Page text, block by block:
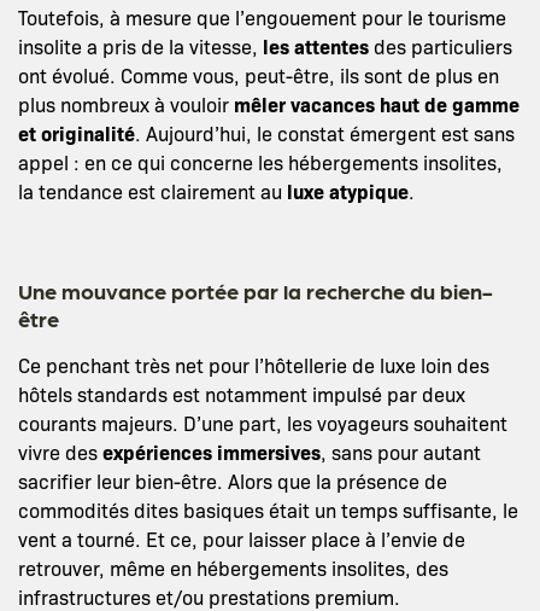
Toutefois, à mesure que l’engouement pour le tourisme
insolite a pris de la vitesse, les attentes des particuliers
ont évolué. Comme vous, peut-être, ils sont de plus en
plus nombreux à vouloir mêler vacances haut de gamme
et originalité. Aujourd’hui, le constat émergent est sans
appel : en ce qui concerne les hébergements insolites,
la tendance est clairement au luxe atypique.
Une mouvance portée par la recherche du bien-
être
Ce penchant très net pour l’hôtellerie de luxe loin des
hôtels standards est notamment impulsé par deux
courants majeurs. D’une part, les voyageurs souhaitent
vivre desexpériences immersives, sans pour autant
sacrifier leur bien-être. Alors que la présence de
commodités dites basiques était un temps suffisante, le
vent a tourné. Et ce, pour laisser place à l’envie de
retrouver, même en hébergements insolites, des
infrastructures et/ou prestations premium.